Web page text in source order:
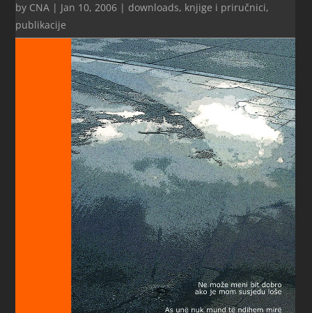
by CNA | Jan 10, 2006 | downloads, knjige i priručnici,
publikacije